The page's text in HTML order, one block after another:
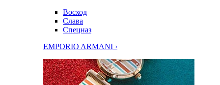
Восход
Слава
Спецназ
EMPORIO ARMANI ›